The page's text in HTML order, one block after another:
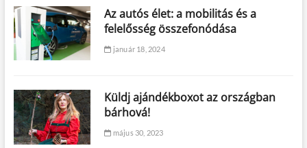
Az autós élet: a mobilitás és a
felelősség összefonódása
január 18, 2024
Küldj ajándékboxot az országban
bárhová!
május 30, 2023